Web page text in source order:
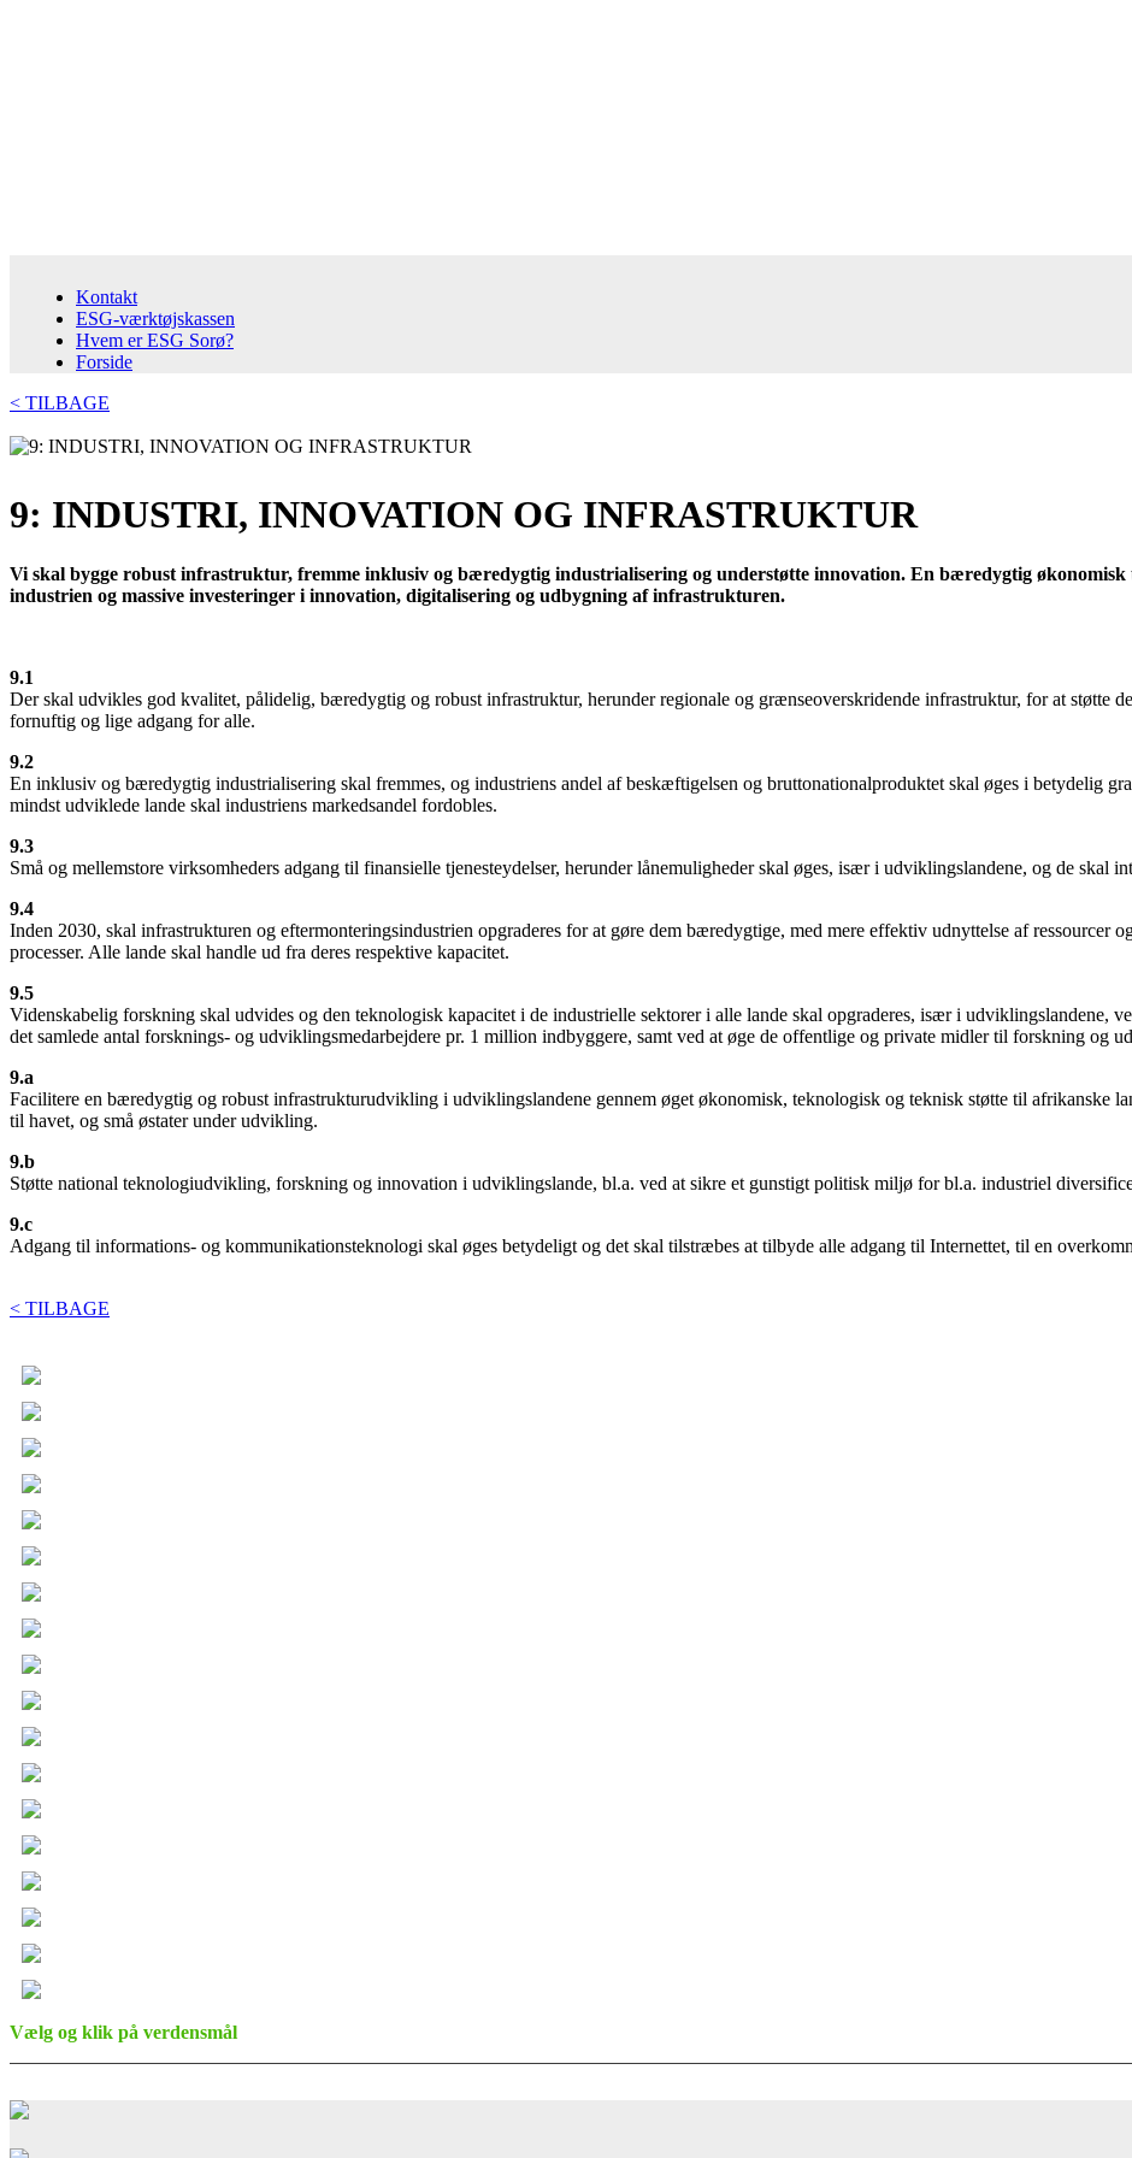
Kontakt
ESG-værktøjskassen
Hvem er ESG Sorø?
Forside
< TILBAGE
9: INDUSTRI, INNOVATION OG INFRASTRUKTUR
Vi skal bygge robust infrastruktur, fremme inklusiv og bæredygtig industrialisering og understøtte innovation. En bæredygtig
industrien og massive investeringer i innovation, digitalisering og udbygning af infrastrukturen.
9.1
Der skal udvikles god kvalitet, pålidelig, bæredygtig og robust infrastruktur, herunder regionale og grænseoverskridende infrastruktur, for at støtte
fornuftig og lige adgang for alle.
9.2
En inklusiv og bæredygtig industrialisering skal fremmes, og industriens andel af beskæftigelsen og bruttonationalproduktet skal øges i betydelig
mindst udviklede lande skal industriens markedsandel fordobles.
9.3
Små og mellemstore virksomheders adgang til finansielle tjenesteydelser, herunder lånemuligheder skal øges, især i udviklingslandene, og de skal
9.4
Inden 2030, skal infrastrukturen og eftermonteringsindustrien opgraderes for at gøre dem bæredygtige, med mere effektiv udnyttelse af ressourcer
processer. Alle lande skal handle ud fra deres respektive kapacitet.
9.5
Videnskabelig forskning skal udvides og den teknologisk kapacitet i de industrielle sektorer i alle lande skal opgraderes, især i udviklingslandene,
det samlede antal forsknings- og udviklingsmedarbejdere pr. 1 million indbyggere, samt ved at øge de offentlige og private midler til forskning og
9.a
Facilitere en bæredygtig og robust infrastrukturudvikling i udviklingslandene gennem øget økonomisk, teknologisk og teknisk støtte til afrikanske
til havet, og små østater under udvikling.
9.b
Støtte national teknologiudvikling, forskning og innovation i udviklingslande, bl.a. ved at sikre et gunstigt politisk miljø for bl.a. industriel
9.c
Adgang til informations- og kommunikationsteknologi skal øges betydeligt og det skal tilstræbes at tilbyde alle adgang til Internettet, til en
< TILBAGE
Vælg og klik på verdensmål